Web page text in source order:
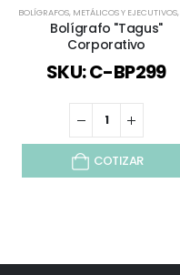
BOLÍGRAFOS, METÁLICOS Y EJECUTIVOS,
Bolígrafo "Tagus"
Corporativo
SKU: C-BP299
COTIZAR